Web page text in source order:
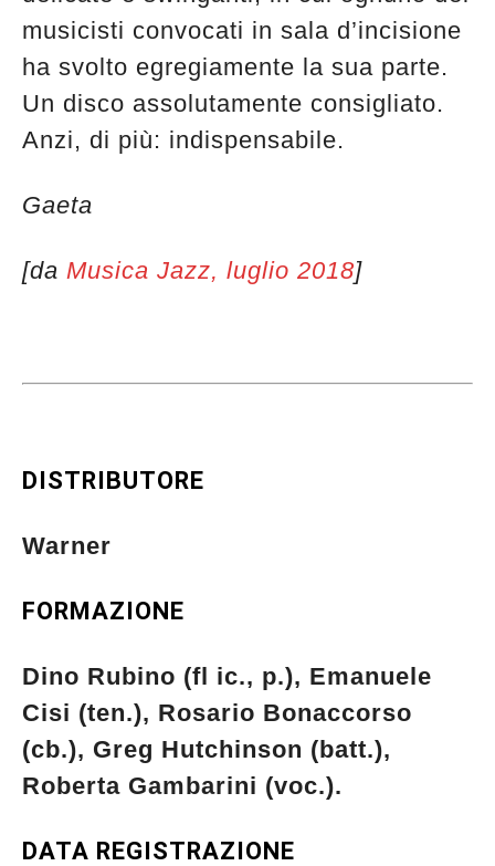
musicisti convocati in sala d’incisione
ha svolto egregiamente la sua parte.
Un disco assolutamente consigliato.
Anzi, di più: indispensabile.
Gaeta
[da Musica Jazz, luglio 2018]
DISTRIBUTORE
Warner
FORMAZIONE
Dino Rubino (fl ic., p.), Emanuele
Cisi (ten.), Rosario Bonaccorso
(cb.), Greg Hutchinson (batt.),
Roberta Gambarini (voc.).
DATA REGISTRAZIONE